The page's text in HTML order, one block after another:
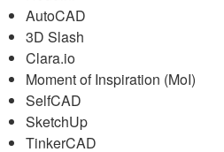
AutoCAD
3D Slash
Clara.io
Moment of Inspiration (MoI)
SelfCAD
SketchUp
TinkerCAD